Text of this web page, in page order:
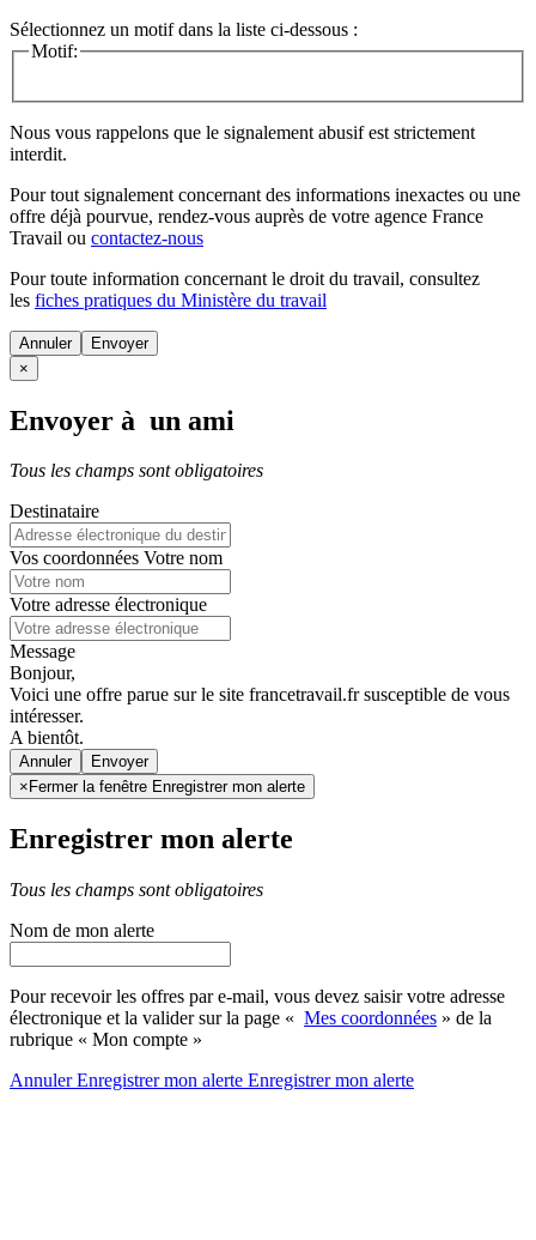
Sélectionnez un motif dans la liste ci-dessous :
Motif:
Nous vous rappelons que le signalement abusif est strictement
interdit.
Pour tout signalement concernant des informations inexactes ou une
offre déjà pourvue, rendez-vous auprès de votre agence France
Travail ou contactez-nous
Pour toute information concernant le droit du travail, consultez
les fiches pratiques du Ministère du travail
Annuler
×
Envoyer à un ami
Tous les champs sont obligatoires
Destinataire
Vos coordonnées Votre nom
Votre adresse électronique
Message
Bonjour,
Voici une offre parue sur le site francetravail.fr susceptible de vous
intéresser.
A bientôt.
Annuler
× Fermer la fenêtre Enregistrer mon alerte
Enregistrer mon alerte
Tous les champs sont obligatoires
Nom de mon alerte
Pour recevoir les offres par e-mail, vous devez saisir votre adresse
électronique et la valider sur la page « Mes coordonnées » de la
rubrique « Mon compte »
AnnulerEnregistrer mon alerte Enregistrermon alerte